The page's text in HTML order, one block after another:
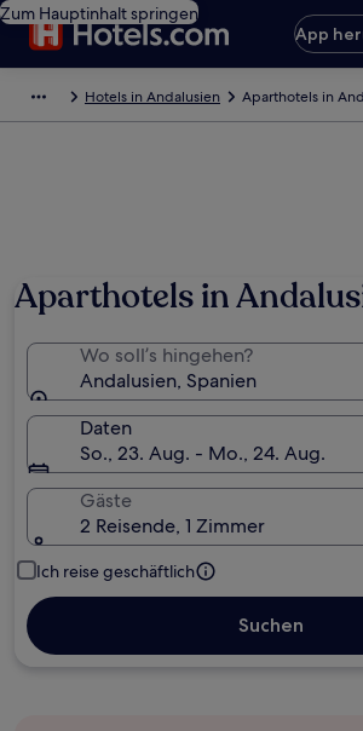
Zum Hauptinhalt springen
App
Hotels in Andalusien Aparthotels in
Aparthotels in
Wo soll’s hingehen?
Andalusien, Spanien
Daten
So., 23. Aug. - Mo., 24. Aug.
Gäste
2 Reisende, 1 Zimmer
Ich reise geschäftlich
Suchen